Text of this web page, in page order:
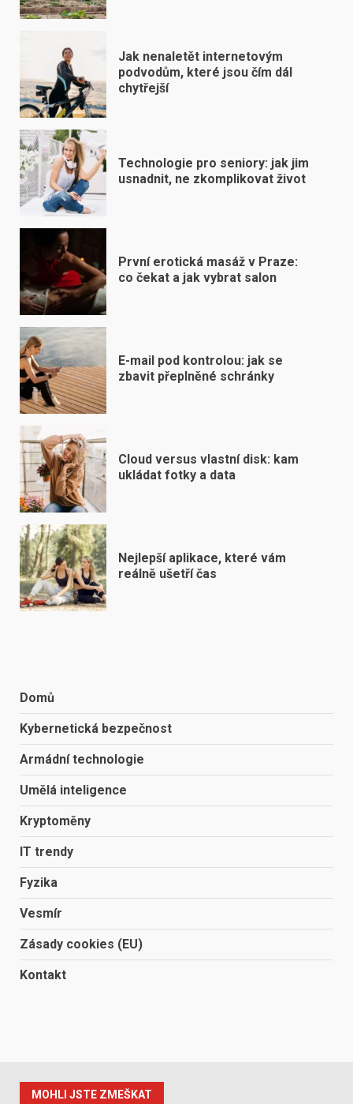
Jak nenaletět internetovým
podvodům, které jsou čím dál
chytřejší
Technologie pro seniory: jak jim
usnadnit, ne zkomplikovat život
První erotická masáž v Praze:
co čekat a jak vybrat salon
E-mail pod kontrolou: jak se
zbavit přeplněné schránky
Cloud versus vlastní disk: kam
ukládat fotky a data
Nejlepší aplikace, které vám
reálně ušetří čas
Domů
Kybernetická bezpečnost
Armádní technologie
Umělá inteligence
Kryptoměny
IT trendy
Fyzika
Vesmír
Zásady cookies (EU)
Kontakt
MOHLI JSTE ZMEŠKAT